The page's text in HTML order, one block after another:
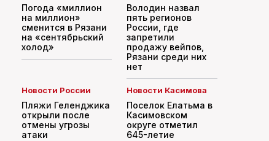
Погода «миллион
на миллион»
сменится в Рязани
на «сентябрьский
холод»
Володин назвал
пять регионов
России, где
запретили
продажу вейпов,
Рязани среди них
нет
Новости России
Пляжи Геленджика
открыли после
отмены угрозы
атаки
Новости Касимова
Поселок Елатьма в
Касимовском
округе отметил
645-летие